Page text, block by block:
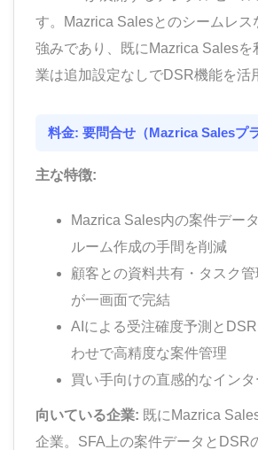
す。Mazrica Salesとのシームレス
強みであり、既にMazrica Salesを
業は追加設定なしでDSR機能を活
料金: 要問合せ（Mazrica Salesプ
主な特徴:
Mazrica Sales内の案件デー
ルーム作成の手間を削減
顧客との資料共有・タスク
が一画面で完結
AIによる受注確度予測と
わせで高精度な案件管理
買い手向けの直感的なインタ
向いている企業: 既にMazrica
企業。SFA上の案件データとDSR